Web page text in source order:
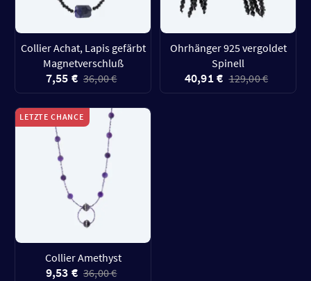
Collier Achat, Lapis gefärbt
Magnetverschluß
7,55 € 36,00 €
Ohrhänger 925 vergoldet
Spinell
40,91 € 129,00 €
LETZTE CHANCE
Collier Amethyst
9,53 € 36,00 €